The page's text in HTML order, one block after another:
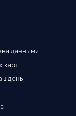
данными
карт
1 день